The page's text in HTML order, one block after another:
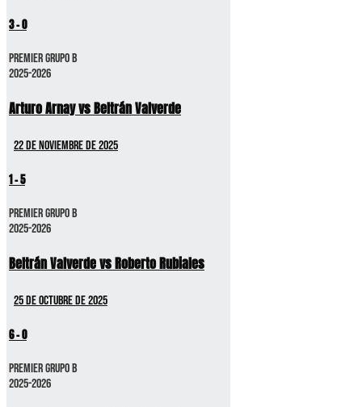
3-0
Premier GRUPO B
2025-2026
Arturo Arnay vs Beltrán Valverde
22 de noviembre de 2025
1-5
Premier GRUPO B
2025-2026
Beltrán Valverde vs Roberto Rubiales
25 de octubre de 2025
6-0
Premier GRUPO B
2025-2026